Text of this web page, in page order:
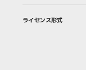
ライセンス形式